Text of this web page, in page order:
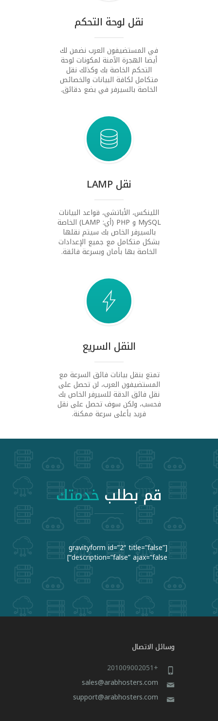
نقل لوحة التحكم
في المستضيفون العرب نضمن لك
أيضا الهجرة الآمنة لمكونات لوحة
التحكم الخاصة بك وكذلك نقل
متكامل لكافة البيانات والخصائص
الخاصة بالسيرفر في بضع دقائق.
نقل LAMP
اللينكس، الأباتشي، قواعد البيانات
MySQL و PHP (أي: LAMP) الخاصة
بالسيرفر الخاص بك سيتم نقلها
بشكل متكامل مع جميع الإعدادات
الخاصة بها بأمان وبسرعة فائقة.
النقل السريع
تمتع بنقل بيانات فائق السرعة مع
المستضيفون العرب، لن تحصل على
نقل فائق الدقة للسيرفر الخاص بك
فحسب، ولكن سوف تحصل على نقل
فريد بأعلى سرعة ممكنة.
قم بطلب خدمتك
[gravityform id=”2″ title=”false”
description=”false” ajax=”false”]
وسائل الاتصال
+201009002051
sales@arabhosters.com
support@arabhosters.com